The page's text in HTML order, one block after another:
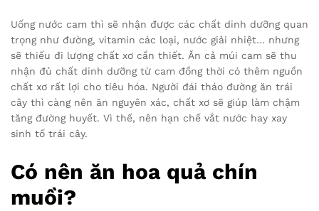
Uống nước cam thì sẽ nhận được các chất dinh dưỡng quan
trọng như đường, vitamin các loại, nước giải nhiệt… nhưng
sẽ thiếu đi lượng chất xơ cần thiết. Ăn cả múi cam sẽ thu
nhận đủ chất dinh dưỡng từ cam đồng thời có thêm nguồn
chất xơ rất lợi cho tiêu hóa. Người đái tháo đường ăn trái
cây thì càng nên ăn nguyên xác, chất xơ sẽ giúp làm chậm
tăng đường huyết. Vì thế, nên hạn chế vắt nước hay xay
sinh tố trái cây.
Có nên ăn hoa quả chín
muồi?